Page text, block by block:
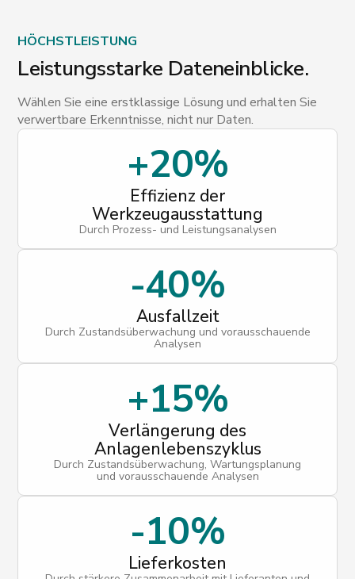
+20%
Effizienz der
Werkzeugausstattung
Durch Prozess- und Leistungsanalysen
-40%
Ausfallzeit
Durch Zustandsüberwachung und vorausschauende
Analysen
+15%
Verlängerung des
Anlagenlebenszyklus
Durch Zustandsüberwachung, Wartungsplanung
und vorausschauende Analysen
-10%
Lieferkosten
HÖCHSTLEISTUNG
Leistungsstarke Dateneinblicke.
Wählen Sie eine erstklassige Lösung und erhalten Sie
verwertbare Erkenntnisse, nicht nur Daten.